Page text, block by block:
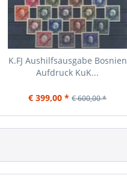
K.FJ Aushilfsausgabe Bosnien
Aufdruck KuK...
€ 399,00 * € 600,00 *